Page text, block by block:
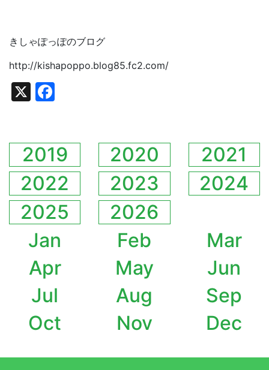
きしゃぽっぽのブログ
http://kishapoppo.blog85.fc2.com/
X
2019 2020
2021
2022
2023
2024
2025
2026
Jan
Feb
Mar
Apr
May
Jun
Jul
Aug
Sep
Oct
Nov Dec